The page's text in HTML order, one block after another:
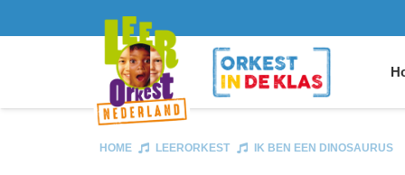
HOME LEERORKEST IK BEN EEN DINOSAURUS